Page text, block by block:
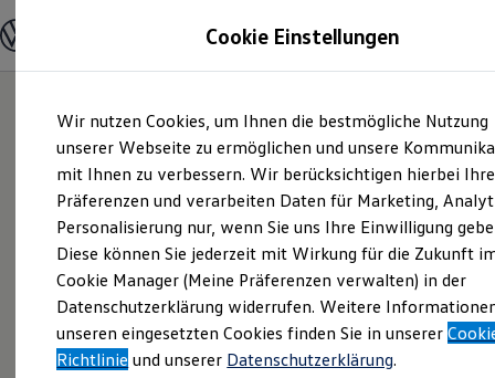
Hauptinhalt
springen
Footer
springen
Modelle und Konfigurator
Modelle vergleichen
Elektroautos
ENERGY Sondermodelle
Nutzfahrzeuge
SUV und CUV
Familienautos
Kombis
Kompaktwagen
Sportwagen
Schnell verfügbare Fahrzeuge
Angebote und Produkte
Aktuelle Angebote
E-Auto-Förderung
Volkswagen Marktplatz
Cookie Einstellungen
Wir nutzen Cookies, um Ihnen die bestmögliche Nutzung
unserer Webseite zu ermöglichen und unsere
mit Ihnen zu verbessern. Wir berücksichtigen hierbei Ihre
Präferenzen und verarbeiten Daten für Marketing,
Personalisierung nur, wenn Sie uns Ihre Einwilligung
Diese können Sie jederzeit mit Wirkung für die Zukunft
Cookie Manager (Meine Präferenzen verwalten) in der
Datenschutzerklärung widerrufen. Weitere
unseren eingesetzten Cookies finden Sie in unserer
Richtlinie und unserer Datenschutzerklärung.